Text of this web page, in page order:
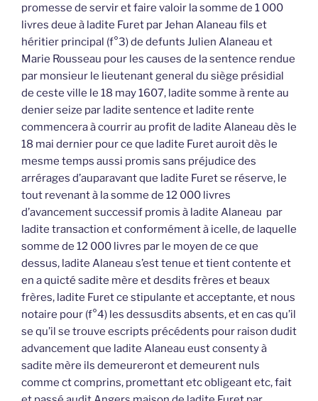
promesse de servir et faire valoir la somme de 1 000
livres deue à ladite Furet par Jehan Alaneau fils et
héritier principal (f°3) de defunts Julien Alaneau et
Marie Rousseau pour les causes de la sentence rendue
par monsieur le lieutenant general du siège présidial
de ceste ville le 18 may 1607, ladite somme à rente au
denier seize par ladite sentence et ladite rente
commencera à courrir au profit de ladite Alaneau dès le
18 mai dernier pour ce que ladite Furet auroit dès le
mesme temps aussi promis sans préjudice des
arrérages d’auparavant que ladite Furet se réserve, le
tout revenant à la somme de 12 000 livres
d’avancement successif promis à ladite Alaneau par
ladite transaction et conformément à icelle, de laquelle
somme de 12 000 livres par le moyen de ce que
dessus, ladite Alaneau s’est tenue et tient contente et
en a quicté sadite mère et desdits frères et beaux
frères, ladite Furet ce stipulante et acceptante, et nous
notaire pour (f°4) les dessusdits absents, et en cas qu’il
se qu’il se trouve escripts précédents pour raison dudit
advancement que ladite Alaneau eust consenty à
sadite mère ils demeureront et demeurent nuls
comme ct comprins, promettant etc obligeant etc, fait